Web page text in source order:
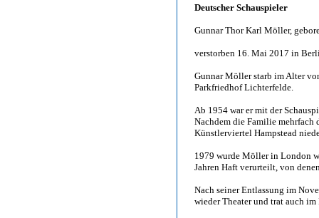
Deutscher Schauspieler
Gunnar Thor Karl Möller,
verstorben 16. Mai 2017 in
Gunnar Möller starb im Alter
Parkfriedhof Lichterfelde.
Ab 1954 war er mit der
Nachdem die Familie mehrfach
Künstlerviertel Hampstead
1979 wurde Möller in London
Jahren Haft verurteilt, von
Nach seiner Entlassung im
wieder Theater und trat auch im